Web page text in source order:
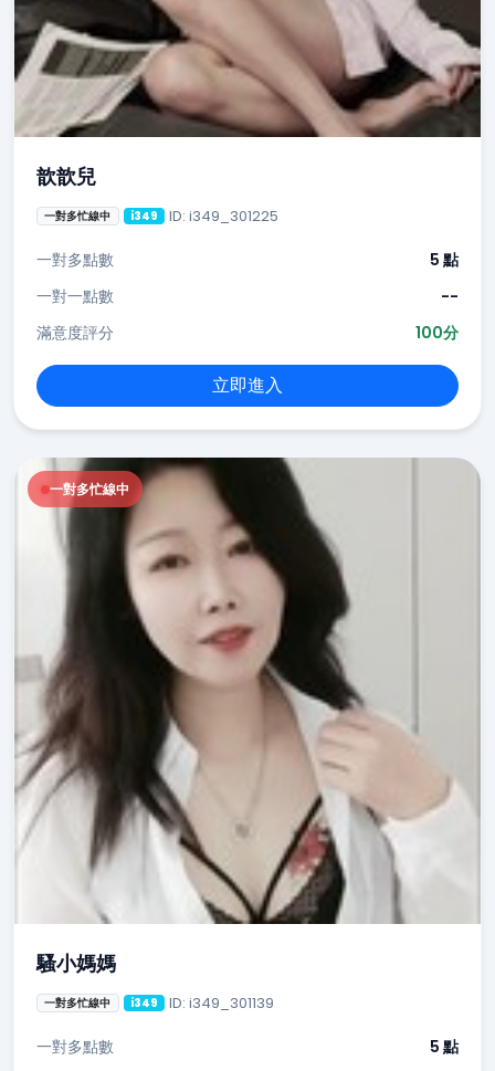
歆歆兒
一對多忙線中 i349 ID: i349_301225
一對多點數
5 點
一對一點數
--
滿意度評分
100分
立即進入
一對多忙線中
騷小媽媽
一對多忙線中 i349 ID: i349_301139
一對多點數 5 點